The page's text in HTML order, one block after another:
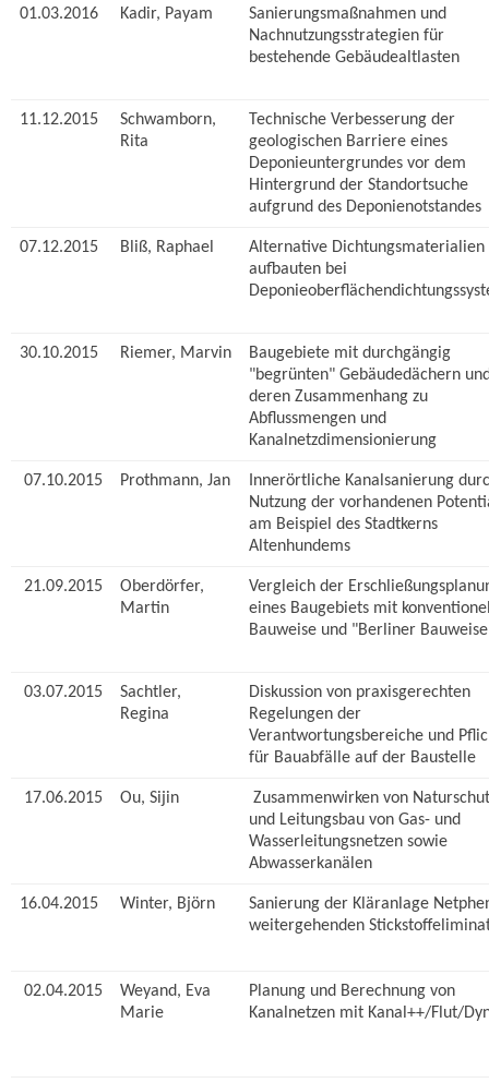
01.03.2016 Kadir, Payam
Sanierungsmaßnahmen und
Nachnutzungsstrategien für
bestehende Gebäudealtlasten
11.12.2015
Schwamborn,
Rita
Technische Verbesserung der
geologischen Barriere eines
Deponieuntergrundes vor dem
Hintergrund der Standortsuche
aufgrund des Deponienotstandes
07.12.2015 Bliß, Raphael
Alternative Dichtungsmaterialien
aufbauten bei
30.10.2015 Riemer, Marvin
Baugebiete mit durchgängig
"begrünten" Gebäudedächern
deren Zusammenhang zu
Abflussmengen und
Kanalnetzdimensionierung
07.10.2015 Prothmann, Jan
Innerörtliche Kanalsanierung
Nutzung der vorhandenen
am Beispiel des Stadtkerns
Altenhundems
21.09.2015
Oberdörfer,
Martin
Vergleich der
eines Baugebiets mit
Bauweise und "Berliner
03.07.2015
Sachtler,
Regina
Diskussion von praxisgerechten
Regelungen der
Verantwortungsbereiche und
für Bauabfälle auf der Baustelle
17.06.2015 Ou, Sijin
Zusammenwirken von
und Leitungsbau von Gas- und
Wasserleitungsnetzen sowie
Abwasserkanälen
16.04.2015 Winter, Björn
Sanierung der Kläranlage
weitergehenden
02.04.2015
Weyand, Eva
Marie
Planung und Berechnung von
Kanalnetzen mit Kanal++/Flut/